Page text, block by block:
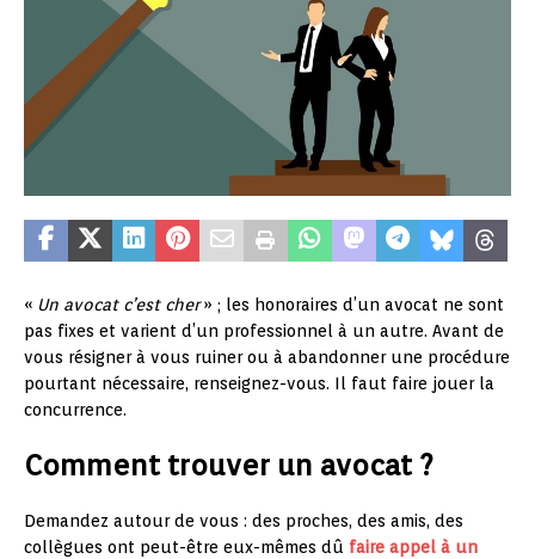
« Un avocat c’est cher» ; les honoraires d’un avocat ne sont
pas fixes et varient d’un professionnel à un autre. Avant de
vous résigner à vous ruiner ou à abandonner une procédure
pourtant nécessaire, renseignez-vous. Il faut faire jouer la
concurrence.
Comment trouver un avocat ?
Demandez autour de vous : des proches, des amis, des
collègues ont peut-être eux-mêmes dû faire appel à un